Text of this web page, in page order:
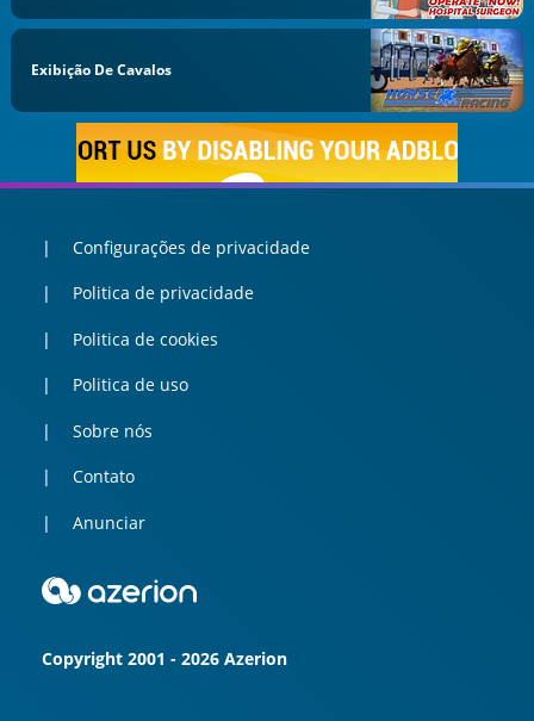
Exibição De Cavalos
Configurações de privacidade
Politica de privacidade
Politica de cookies
Politica de uso
Sobre nós
Contato
Anunciar
Copyright 2001 - 2026 Azerion